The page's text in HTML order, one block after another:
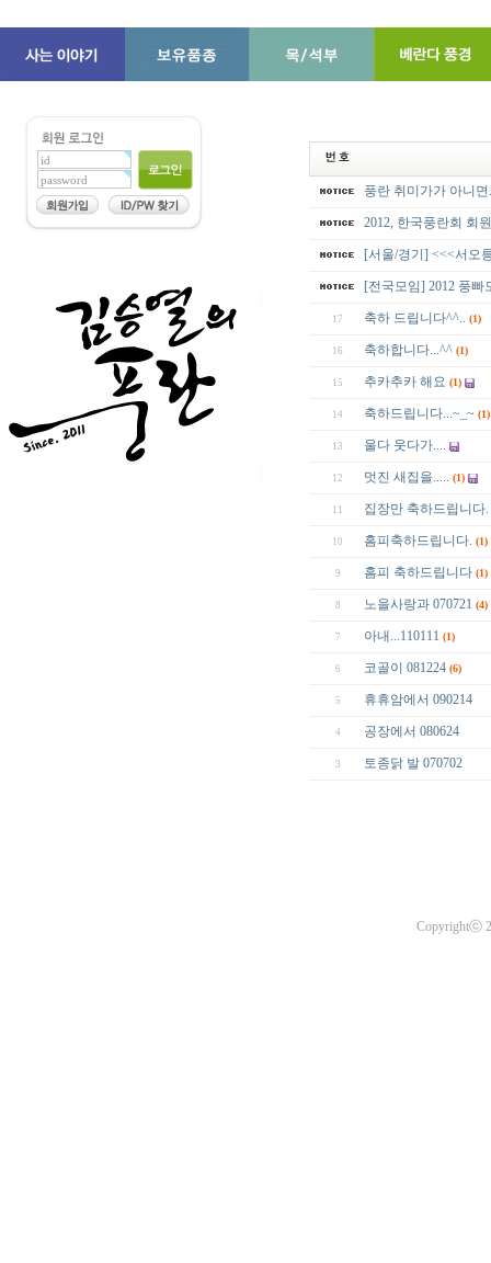
풍란 취미가가 아니면
2012, 한국풍란회 회
[서울/경기] <<<서오
[전국모임] 2012 풍빠
17 축하 드립니다^^.. (1)
16 축하합니다...^^ (1)
15 추카추카 해요 (1)
14 축하드립니다...~_~ (1)
13 울다 웃다가....
12 멋진 새집을..... (1)
11 집장만 축하드립니다.
10 홈피축하드립니다. (1)
9 홈피 축하드립니다 (1)
8 노을사랑과 070721 (4)
7 아내...110111 (1)
6 코골이 081224 (6)
5 휴휴암에서 090214
4 공장에서 080624
3 토종닭 발 070702
Copyrightⓒ